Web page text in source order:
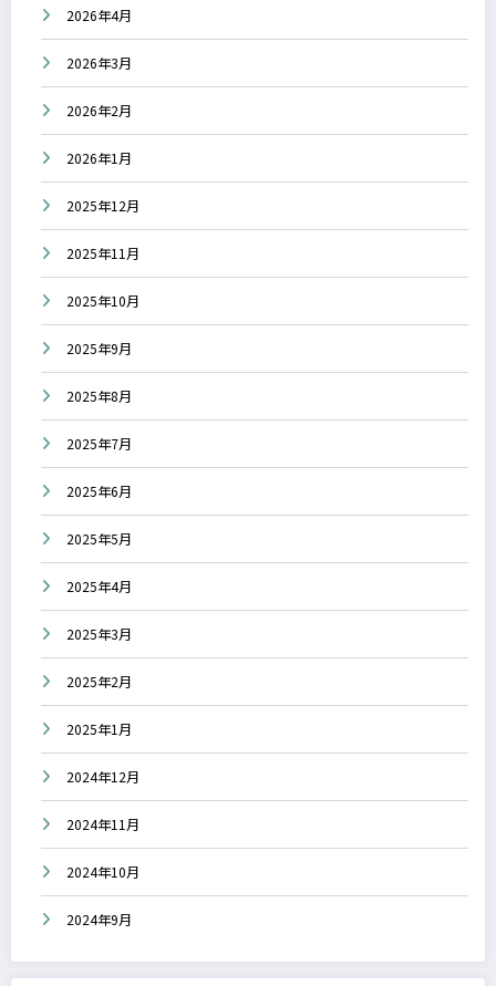
2026年4月
2026年3月
2026年2月
2026年1月
2025年12月
2025年11月
2025年10月
2025年9月
2025年8月
2025年7月
2025年6月
2025年5月
2025年4月
2025年3月
2025年2月
2025年1月
2024年12月
2024年11月
2024年10月
2024年9月